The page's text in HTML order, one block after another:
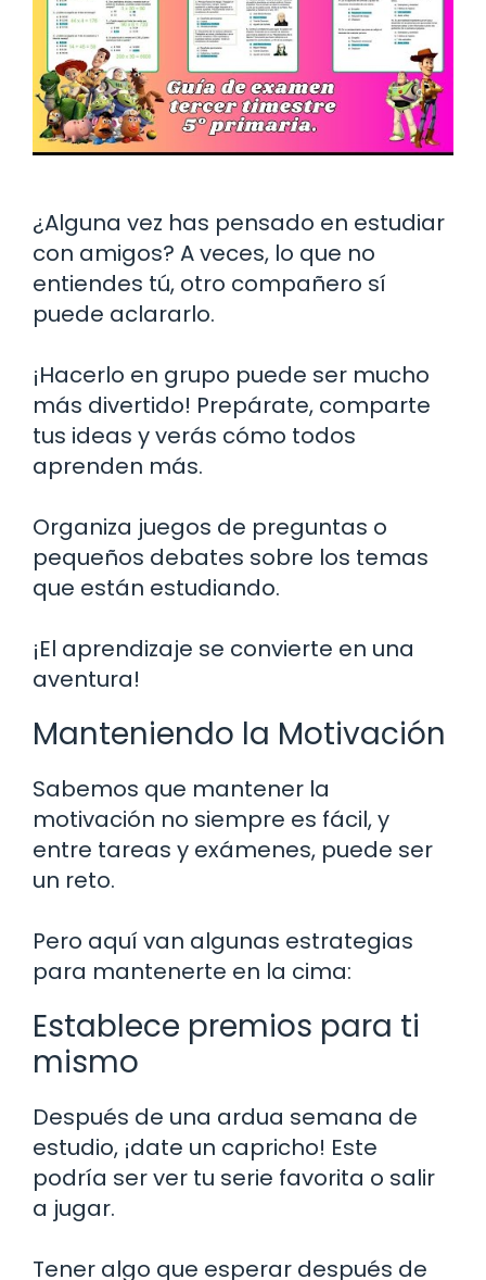
¿Alguna vez has pensado en estudiar
con amigos? A veces, lo que no
entiendes tú, otro compañero sí
puede aclararlo.
¡Hacerlo en grupo puede ser mucho
más divertido! Prepárate, comparte
tus ideas y verás cómo todos
aprenden más.
Organiza juegos de preguntas o
pequeños debates sobre los temas
que están estudiando.
¡El aprendizaje se convierte en una
aventura!
Manteniendo la Motivación
Sabemos que mantener la
motivación no siempre es fácil, y
entre tareas y exámenes, puede ser
un reto.
Pero aquí van algunas estrategias
para mantenerte en la cima:
Establece premios para ti
mismo
Después de una ardua semana de
estudio, ¡date un capricho! Este
podría ser ver tu serie favorita o salir
a jugar.
Tener algo que esperar después de